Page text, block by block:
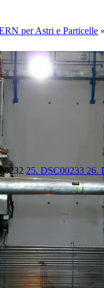
per Astri e Particelle
25. DSC00233 26.